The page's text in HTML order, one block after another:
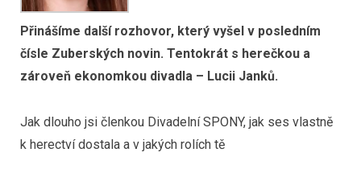
Přinášíme další rozhovor, který vyšel v posledním
čísle Zuberských novin. Tentokrát s herečkou a
zároveň ekonomkou divadla – Lucii Janků.
Jak dlouho jsi členkou Divadelní SPONY, jak ses vlastně
k herectví dostala a v jakých rolích tě